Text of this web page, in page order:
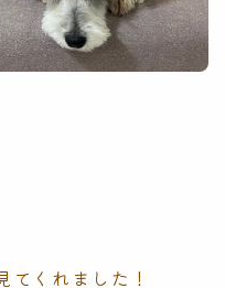
くれました！